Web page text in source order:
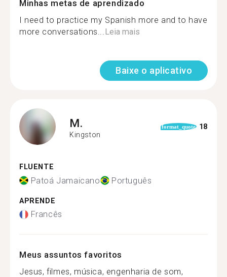
Minhas metas de aprendizado
I need to practice my Spanish more and to have
more conversations...Leia mais
Baixe o aplicativo
M.
Kingston
format_quote 18
FLUENTE
Patoá Jamaicano Português
APRENDE
Francês
Meus assuntos favoritos
Jesus, filmes, música, engenharia de som,